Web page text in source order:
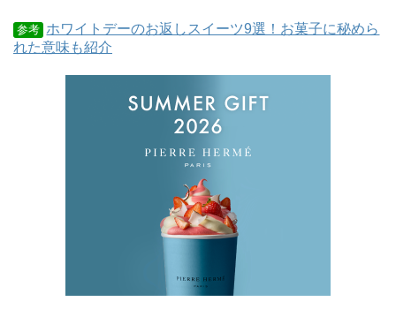
参考 ホワイトデーのお返しスイーツ9選！お菓子に秘めら
れた意味も紹介